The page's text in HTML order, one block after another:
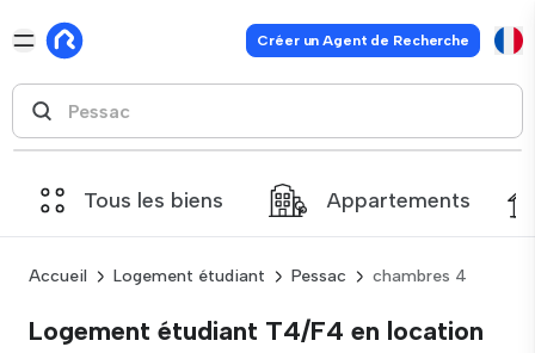
Créer un Agent de Recherche
Tous les biens Appartements
Accueil Logement étudiant Pessac chambres 4
Logement étudiant T4/F4 en location